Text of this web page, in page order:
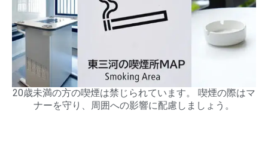
20歳未満の方の喫煙は禁じられています。 喫煙の際はマ
ナーを守り、周囲への影響に配慮しましょう。